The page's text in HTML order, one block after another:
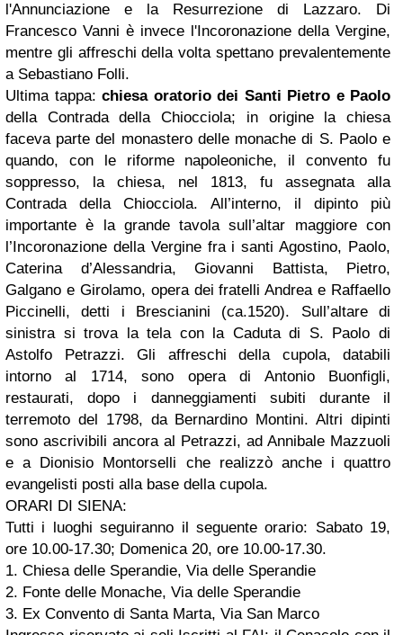
l'Annunciazione e la Resurrezione di Lazzaro. Di
Francesco Vanni è invece l'Incoronazione della Vergine,
mentre gli affreschi della volta spettano prevalentemente
a Sebastiano Folli.
Ultima tappa: chiesa oratorio dei Santi Pietro e Paolo
della Contrada della Chiocciola; in origine la chiesa
faceva parte del monastero delle monache di S. Paolo e
quando, con le riforme napoleoniche, il convento fu
soppresso, la chiesa, nel 1813, fu assegnata alla
Contrada della Chiocciola. All’interno, il dipinto più
importante è la grande tavola sull’altar maggiore con
l’Incoronazione della Vergine fra i santi Agostino, Paolo,
Caterina d’Alessandria, Giovanni Battista, Pietro,
Galgano e Girolamo, opera dei fratelli Andrea e Raffaello
Piccinelli, detti i Brescianini (ca.1520). Sull’altare di
sinistra si trova la tela con la Caduta di S. Paolo di
Astolfo Petrazzi. Gli affreschi della cupola, databili
intorno al 1714, sono opera di Antonio Buonfigli,
restaurati, dopo i danneggiamenti subiti durante il
terremoto del 1798, da Bernardino Montini. Altri dipinti
sono ascrivibili ancora al Petrazzi, ad Annibale Mazzuoli
e a Dionisio Montorselli che realizzò anche i quattro
evangelisti posti alla base della cupola.
ORARI DI SIENA:
Tutti i luoghi seguiranno il seguente orario: Sabato 19,
ore 10.00-17.30; Domenica 20, ore 10.00-17.30.
1. Chiesa delle Sperandie, Via delle Sperandie
2. Fonte delle Monache, Via delle Sperandie
3. Ex Convento di Santa Marta, Via San Marco